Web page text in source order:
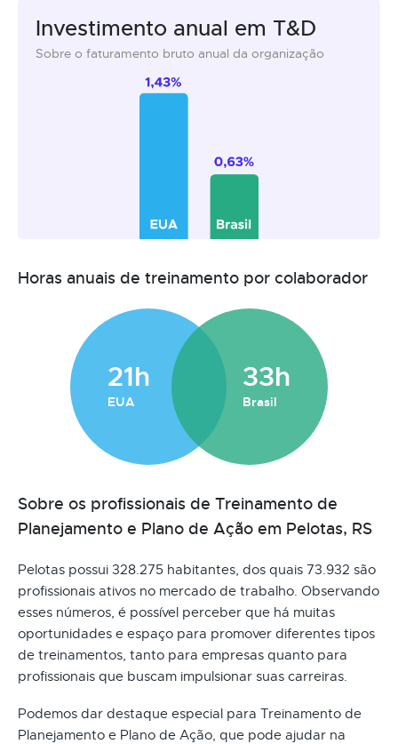
Investimento anual em T&D
Sobre o faturamento bruto anual da organização
Horas anuais de treinamento por colaborador
21h
EUA
33h
Brasil
Sobre os profissionais de Treinamento de
Planejamento e Plano de Ação em Pelotas, RS
Pelotas possui 328.275 habitantes, dos quais 73.932 são
profissionais ativos no mercado de trabalho. Observando
esses números, é possível perceber que há muitas
oportunidades e espaço para promover diferentes tipos
de treinamentos, tanto para empresas quanto para
profissionais que buscam impulsionar suas carreiras.
Podemos dar destaque especial para Treinamento de
Planejamento e Plano de Ação, que pode ajudar na